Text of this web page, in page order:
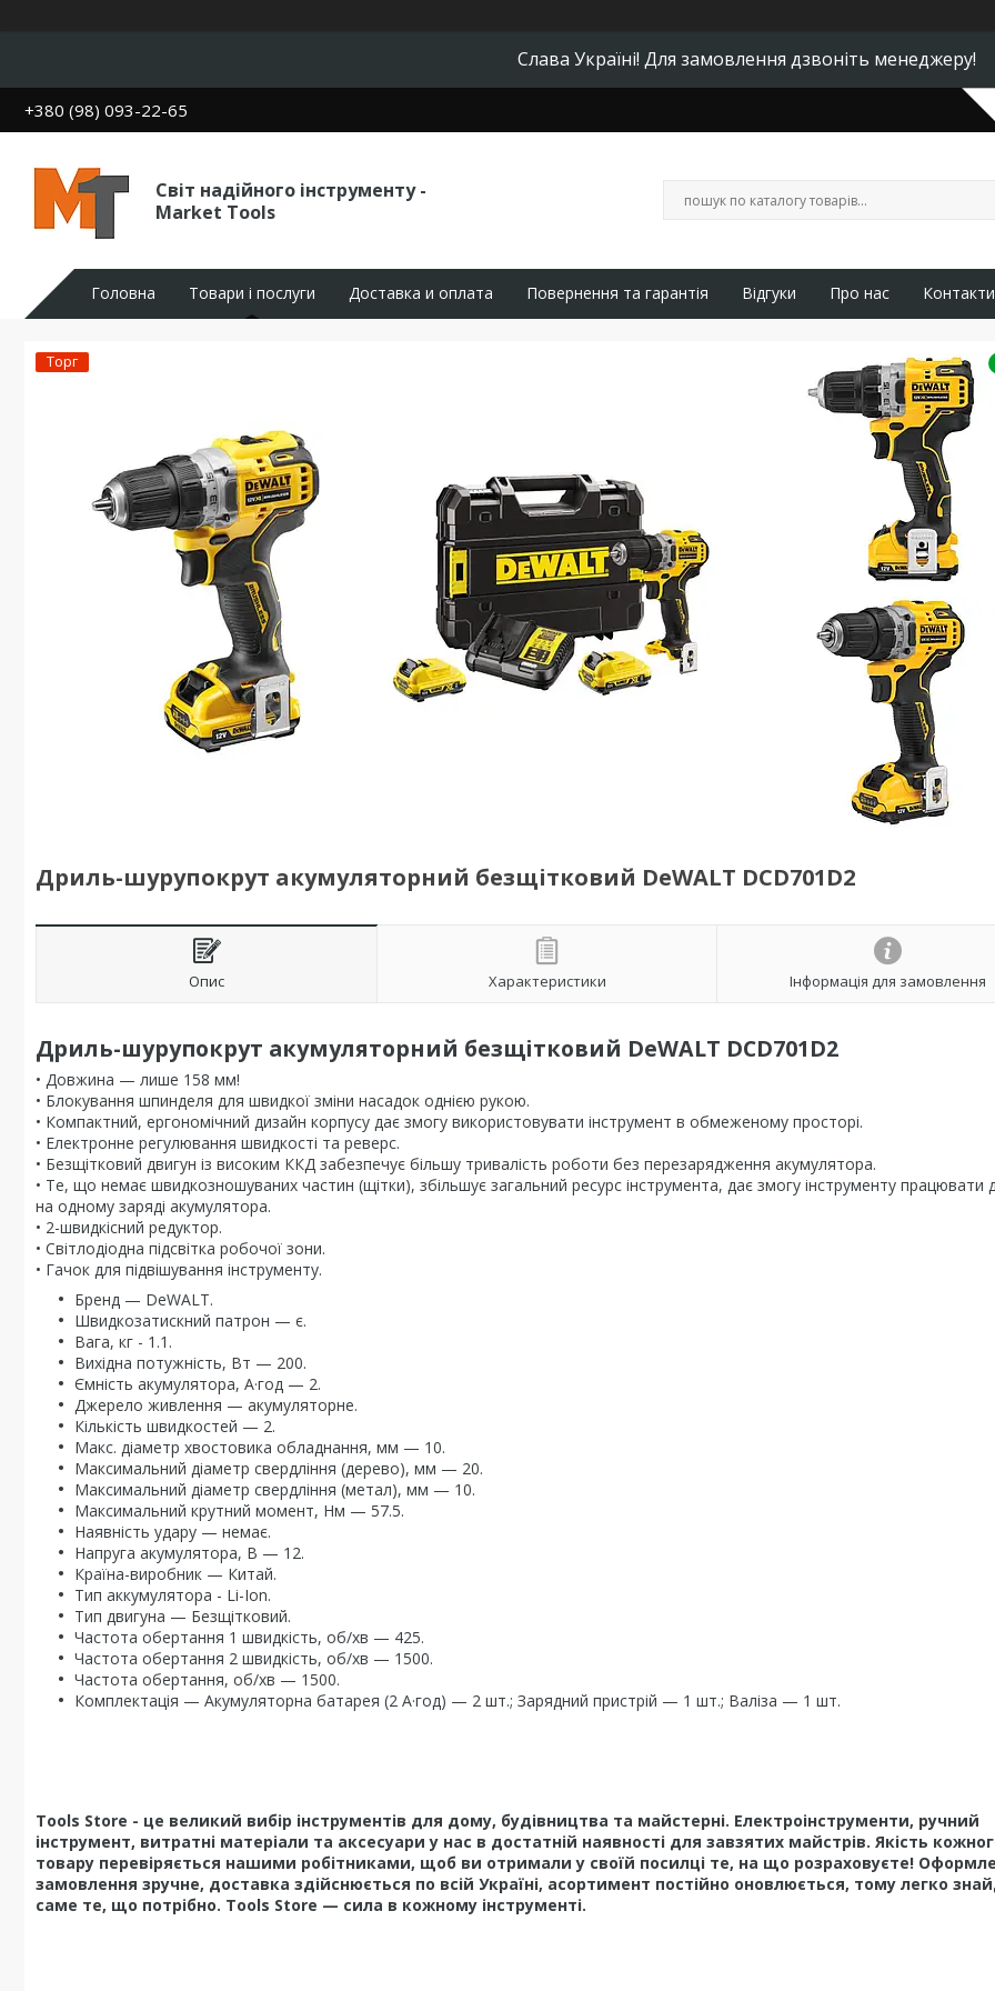
Слава Україні! Для замовлення дзвоніть менеджеру!
+380 (98) 093-22-65
Світ надійного інструменту -
Market Tools
Головна Товари і послуги Доставка и оплата Повернення та гарантія Відгуки Про нас Контакти
Торг
Дриль-шурупокрут акумуляторний безщітковий DeWALT DCD701D2
Опис Характеристики Інформація для замовлення
Дриль-шурупокрут акумуляторний безщітковий DeWALT DCD701D2
• Довжина — лише 158 мм!
• Блокування шпинделя для швидкої зміни насадок однією рукою.
• Компактний, ергономічний дизайн корпусу дає змогу використовувати інструмент в обмеженому просторі.
• Електронне регулювання швидкості та реверс.
• Безщітковий двигун із високим ККД забезпечує більшу тривалість роботи без перезарядження акумулятора.
• Те, що немає швидкозношуваних частин (щітки), збільшує загальний ресурс інструмента, дає змогу інструменту працювати
на одному заряді акумулятора.
• 2-швидкісний редуктор.
• Світлодіодна підсвітка робочої зони.
• Гачок для підвішування інструменту.
Бренд — DeWALT.
Швидкозатискний патрон — є.
Вага, кг - 1.1.
Вихідна потужність, Вт — 200.
Ємність акумулятора, А·год — 2.
Джерело живлення — акумуляторне.
Кількість швидкостей — 2.
Макс. діаметр хвостовика обладнання, мм — 10.
Максимальний діаметр свердління (дерево), мм — 20.
Максимальний діаметр свердління (метал), мм — 10.
Максимальний крутний момент, Нм — 57.5.
Наявність удару — немає.
Напруга акумулятора, В — 12.
Країна-виробник — Китай.
Тип аккумулятора - Li-Ion.
Тип двигуна — Безщітковий.
Частота обертання 1 швидкість, об/хв — 425.
Частота обертання 2 швидкість, об/хв — 1500.
Частота обертання, об/хв — 1500.
Комплектація — Акумуляторна батарея (2 А·год) — 2 шт.; Зарядний пристрій — 1 шт.; Валіза — 1 шт.
Tools Store - це великий вибір інструментів для дому, будівництва та майстерні. Електроінструменти, ручний
інструмент, витратні матеріали та аксесуари у нас в достатній наявності для завзятих майстрів. Якість
товару перевіряється нашими робітниками, щоб ви отримали у своїй посилці те, на що розраховуєте!
замовлення зручне, доставка здійснюється по всій Україні, асортимент постійно оновлюється, тому легко
саме те, що потрібно. Tools Store — сила в кожному інструменті.